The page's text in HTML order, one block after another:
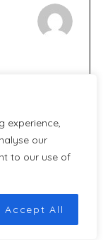
experience,
our
to our use of
Accept All
dualité
de